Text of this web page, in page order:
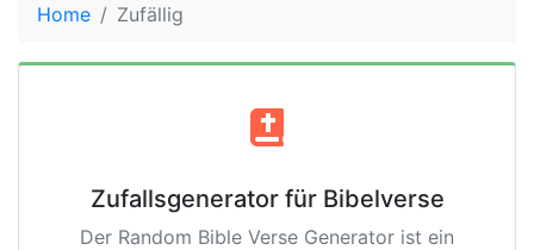
Home Zufällig
Zufallsgenerator für Bibelverse
Der Random Bible Verse Generator ist ein